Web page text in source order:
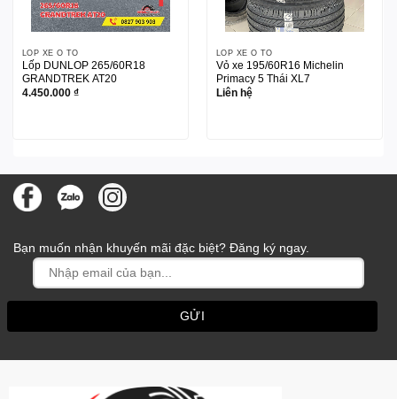
LỐP XE Ô TÔ
Lốp DUNLOP 265/60R18
GRANDTREK AT20
4.450.000 ₫
LỐP XE Ô TÔ
Vỏ xe 195/60R16 Michelin
Primacy 5 Thái XL7
Liên hệ
Bạn muốn nhận khuyến mãi đặc biệt? Đăng ký ngay.